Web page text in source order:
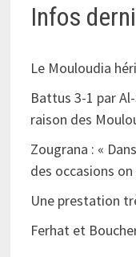
Infos
Le Mouloudia
Battus 3-1 par
raison des
Zougrana : «
des occasions
Une prestation
Ferhat et